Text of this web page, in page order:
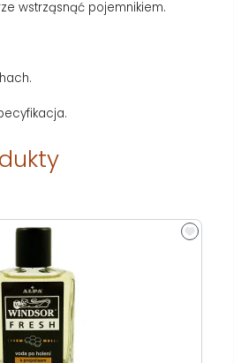
wstrząsnąć pojemnikiem.